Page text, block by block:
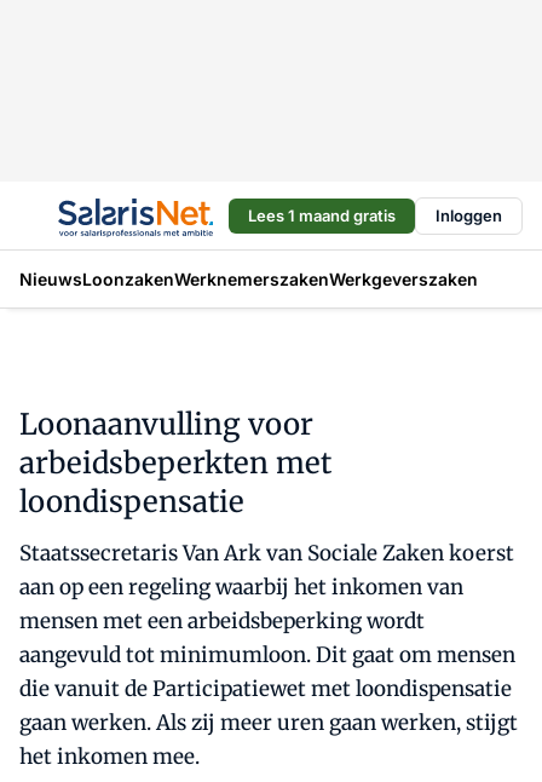
Lees 1 maand gratis Inloggen
NieuwsLoonzakenWerknemerszakenWerkgeverszaken
Loonaanvulling voor
arbeidsbeperkten met
loondispensatie
Staatssecretaris Van Ark van Sociale Zaken koerst
aan op een regeling waarbij het inkomen van
mensen met een arbeidsbeperking wordt
aangevuld tot minimumloon. Dit gaat om mensen
die vanuit de Participatiewet met loondispensatie
gaan werken. Als zij meer uren gaan werken, stijgt
het inkomen mee.